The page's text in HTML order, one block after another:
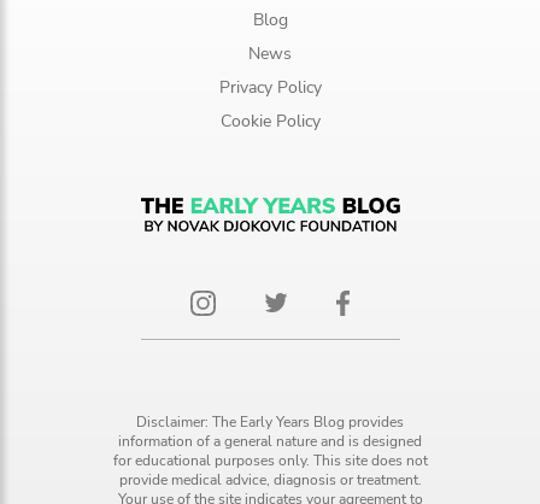
Blog
News
Privacy Policy
Cookie Policy
Disclaimer: The Early Years Blog provides
information of a general nature and is designed
for educational purposes only. This site does not
provide medical advice, diagnosis or treatment.
Your use of the site indicates your agreement to